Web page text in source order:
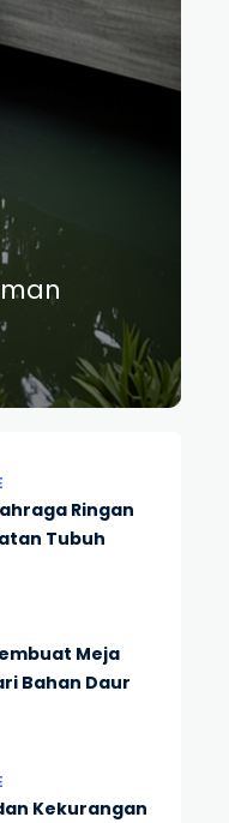
Ringan
Tubuh
Meja
Bahan Daur
Kekurangan